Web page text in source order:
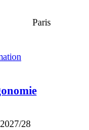
Paris
2027/28